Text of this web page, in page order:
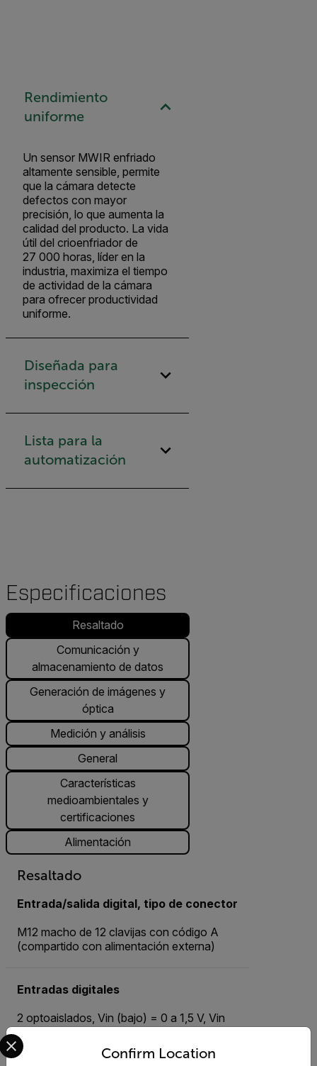
Rendimiento
uniforme
Un sensor MWIR enfriado
altamente sensible, permite
que la cámara detecte
defectos con mayor
precisión, lo que aumenta la
calidad del producto. La vida
útil del crioenfriador de
27 000 horas, líder en la
industria, maximiza el tiempo
de actividad de la cámara
para ofrecer productividad
uniforme.
Diseñada para
inspección
Lista para la
automatización
Especificaciones
Resaltado
Comunicación y
almacenamiento de datos
Generación de imágenes y
óptica
Medición y análisis
General
Características
medioambientales y
certificaciones
Alimentación
Resaltado
Entrada/salida digital, tipo de conector
M12 macho de 12 clavijas con código A
(compartido con alimentación externa)
Entradas digitales
2 optoaislados, Vin (bajo) = 0 a 1,5 V, Vin
(alto) = 3 a 25 V
Confirm Location
Select your preferred country and language from the